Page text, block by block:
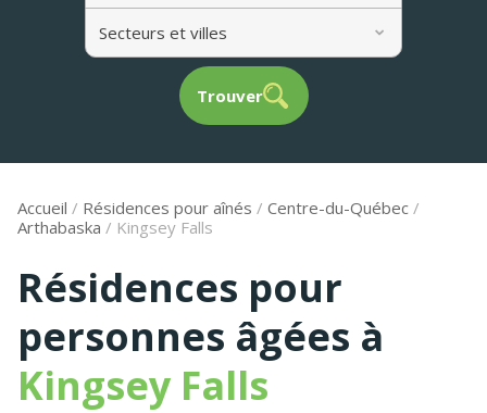
Secteurs et villes
Trouver
Accueil / Résidences pour aînés / Centre-du-Québec /
Arthabaska / Kingsey Falls
Résidences pour
personnes âgées à
Kingsey Falls